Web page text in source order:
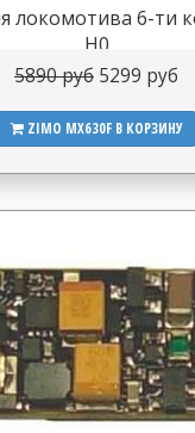
локомотива 6-ти
H0
5890 руб 5299 руб
ZIMO MX630F В КОРЗИНУ